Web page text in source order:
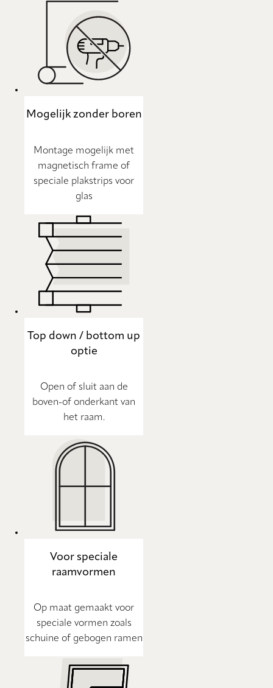
Mogelijk zonder boren
Montage mogelijk met
magnetisch frame of
speciale plakstrips voor
glas
Top down / bottom up
optie
Open of sluit aan de
boven-of onderkant van
het raam.
Voor speciale
raamvormen
Op maat gemaakt voor
speciale vormen zoals
schuine of gebogen ramen